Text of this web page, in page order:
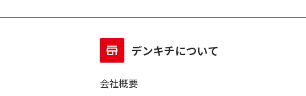
デンキチについて
会社概要